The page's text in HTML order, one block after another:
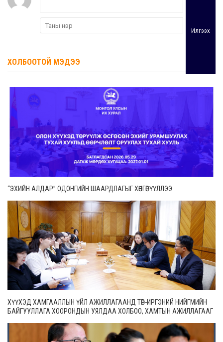
Илгээх
ХОЛБООТОЙ МЭДЭЭ
“ЭХИЙН АЛДАР” ОДОНГИЙН ШААРДЛАГЫГ ХӨНГӨРҮҮЛЛЭЭ
ХҮҮХЭД ХАМГААЛЛЫН ҮЙЛ АЖИЛЛАГААНД ТӨР-ИРГЭНИЙ НИЙГМИЙН
БАЙГУУЛЛАГА ХООРОНДЫН УЯЛДАА ХОЛБОО, ХАМТЫН АЖИЛЛАГААГ